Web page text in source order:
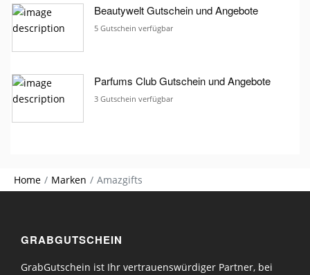
Beautywelt Gutschein und Angebote
5 Gutschein verfügbar
Parfums Club Gutschein und Angebote
3 Gutschein verfügbar
Home Marken Amazgifts
GRABGUTSCHEIN
GrabGutschein ist Ihr vertrauenswürdiger Partner, bei